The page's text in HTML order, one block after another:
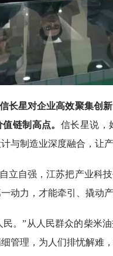
信长星对企业高效聚集创
链制高点。 信长星说，
与制造业深度融合，让产
立自强，江苏把产业科
动力，才能牵引、撬动
民。”从人民群众的柴米
管理，为人们排忧解难